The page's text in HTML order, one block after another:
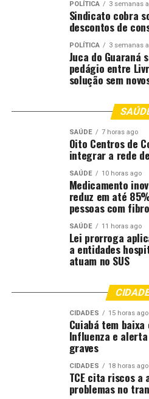
ferramenta de educação,
As ações acontecem em
Amigos da Arte de
Fonte: EBC Cultura
Comentários
RELATED TOPICS: ALTERNATIVO
DESTAQUE FESTIVAL
Depois de 16 anos, Bloco
Desabamento de teto de
POLÍTICA 3 semanas
Sindicato cobra
descontos de
POLÍTICA 3 semanas
Juca do Guaraná
pedágio entre
solução sem
SAÚDE 7 horas ago
Oito Centros de
integrar a rede
SAÚDE 10 horas ago
Medicamento
reduz em até
pessoas com
SAÚDE 11 horas ago
Lei prorroga
a entidades
atuam no SUS
CIDADES 15 horas ago
Cuiabá tem
Influenza e
graves
CIDADES 18 horas ago
TCE cita riscos
problemas no